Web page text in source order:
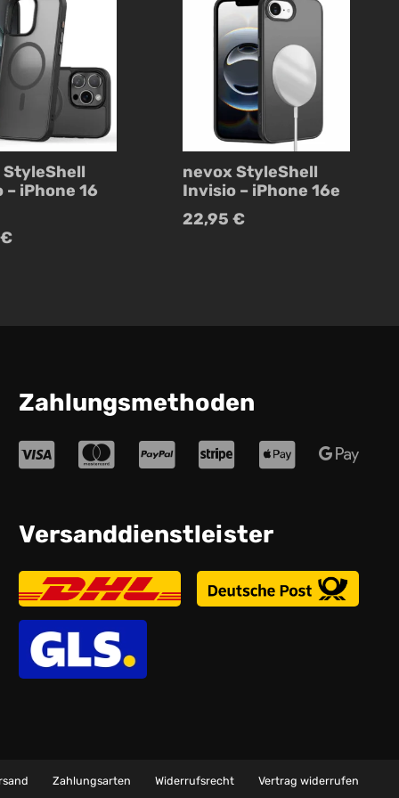
iPhone 16
€
nevox StyleShell
Invisio – iPhone 16e
22,95€
Zahlungsmethoden
Versanddienstleister
Zahlungsarten Widerrufsrecht Vertrag widerrufen